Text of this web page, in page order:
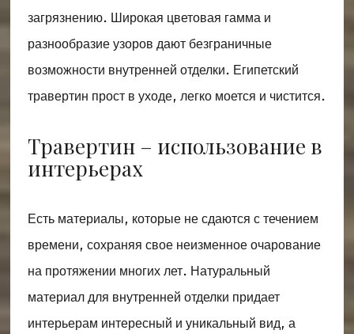
загрязнению. Широкая цветовая гамма и
разнообразие узоров дают безграничные
возможности внутренней отделки. Египетский
травертин прост в уходе, легко моется и чистится.
Травертин – использование в
интерьерах
Есть материалы, которые не сдаются с течением
времени, сохраняя свое неизменное очарование
на протяжении многих лет. Натуральный
материал для внутренней отделки придает
интерьерам интересный и уникальный вид, а